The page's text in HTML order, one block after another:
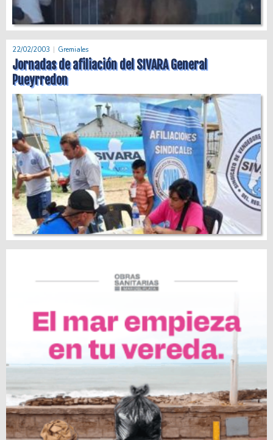
22/02/2003 Gremiales
Jornadas de afiliación del SIVARA General
Pueyrredon